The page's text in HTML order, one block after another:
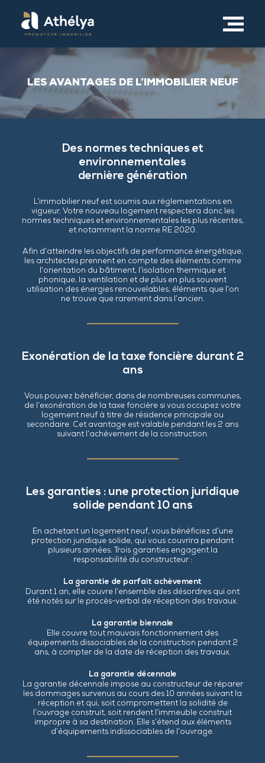
LES AVANTAGES DE L’IMMOBILIER NEUF
Des normes techniques et
environnementales
dernière génération
L’immobilier neuf est soumis aux règlementations en
vigueur. Votre nouveau logement respectera donc les
normes techniques et environnementales les plus récentes,
et notamment la norme RE 2020.
Afin d’atteindre les objectifs de performance énergétique,
les architectes prennent en compte des éléments comme
l’orientation du bâtiment, l’isolation thermique et
phonique, la ventilation et de plus en plus souvent
utilisation des énergies renouvelables, éléments que l’on
ne trouve que rarement dans l’ancien.
Exonération de la taxe foncière durant 2
ans
Vous pouvez bénéficier, dans de nombreuses communes,
de l’exonération de la taxe foncière si vous occupez votre
logement neuf à titre de résidence principale ou
secondaire. Cet avantage est valable pendant les 2 ans
suivant l’achèvement de la construction.
Les garanties : une protection juridique
solide pendant 10 ans
En achetant un logement neuf, vous bénéficiez d’une
protection juridique solide, qui vous couvrira pendant
plusieurs années. Trois garanties engagent la
responsabilité du constructeur :
La garantie de parfait achèvement
Durant 1 an, elle couvre l’ensemble des désordres qui ont
été notés sur le procès-verbal de réception des travaux.
La garantie biennale
Elle couvre tout mauvais fonctionnement des
équipements dissociables de la construction pendant 2
ans, à compter de la date de réception des travaux.
La garantie décennale
La garantie décennale impose au constructeur de réparer
les dommages survenus au cours des 10 années suivant la
réception et qui, soit compromettent la solidité de
l’ouvrage construit, soit rendent l’immeuble construit
impropre à sa destination. Elle s’étend aux éléments
d’équipements indissociables de l’ouvrage.